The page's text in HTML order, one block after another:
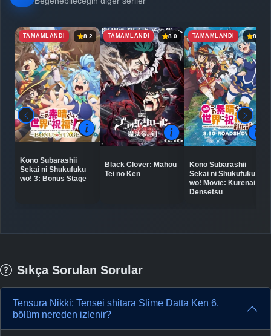
TAMAMLANDI 8.2
Kono Subarashii
Sekai ni Shukufuku
wo! 3: Bonus Stage
TAMAMLANDI 8.0
Black Clover: Mahou
Tei no Ken
TAMAMLANDI 8.4
Kono Subarashii
Sekai ni Shukufuku
wo! Movie: Kurenai
Densetsu
Sıkça Sorulan Sorular
Tensura Nikki: Tensei shitara Slime Datta Ken 6.
bölüm nereden izlenir?